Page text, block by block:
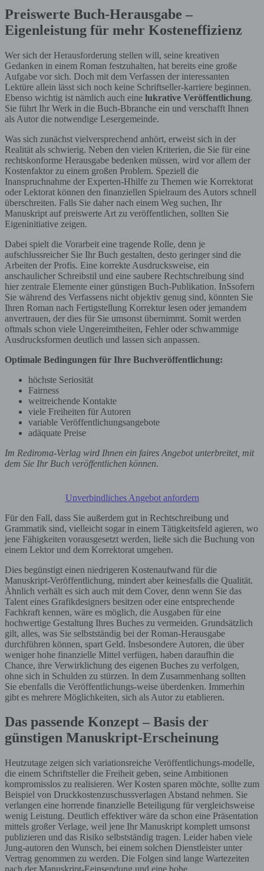
Preiswerte Buch-Herausgabe –
Eigenleistung für mehr Kosteneffizienz
Wer sich der Herausforderung stellen will, seine kreativen
Gedanken in einem Roman festzuhalten, hat bereits eine große
Aufgabe vor sich. Doch mit dem Verfassen der interessanten
Lektüre allein lässt sich noch keine Schriftseller-karriere beginnen.
Ebenso wichtig ist nämlich auch eine lukrative Veröffentlichung.
Sie führt Ihr Werk in die Buch-Bbranche ein und verschafft Ihnen
als Autor die notwendige Lesergemeinde.
Was sich zunächst vielversprechend anhört, erweist sich in der
Realität als schwierig. Neben den vielen Kriterien, die Sie für eine
rechtskonforme Herausgabe bedenken müssen, wird vor allem der
Kostenfaktor zu einem großen Problem. Speziell die
Inanspruchnahme der Experten-Hhilfe zu Themen wie Korrektorat
oder Lektorat können den finanziellen Spielraum des Autors schnell
überschreiten. Falls Sie daher nach einem Weg suchen, Ihr
Manuskript auf preiswerte Art zu veröffentlichen, sollten Sie
Eigeninitiative zeigen.
Dabei spielt die Vorarbeit eine tragende Rolle, denn je
aufschlussreicher Sie Ihr Buch gestalten, desto geringer sind die
Arbeiten der Profis. Eine korrekte Ausdrucksweise, ein
anschaulicher Schreibstil und eine saubere Rechtschreibung sind
hier zentrale Elemente einer günstigen Buch-Publikation. InSsofern
Sie während des Verfassens nicht objektiv genug sind, könnten Sie
Ihren Roman nach Fertigstellung Korrektur lesen oder jemandem
anvertrauen, der dies für Sie umsonst übernimmt. Somit werden
oftmals schon viele Ungereimtheiten, Fehler oder schwammige
Ausdrucksformen deutlich und lassen sich anpassen.
Optimale Bedingungen für Ihre Buchveröffentlichung:
höchste Seriosität
Fairness
weitreichende Kontakte
viele Freiheiten für Autoren
variable Veröffentlichungsangebote
adäquate Preise
Im Rediroma-Verlag wird Ihnen ein faires Angebot unterbreitet, mit
dem Sie Ihr Buch veröffentlichen können.
Unverbindliches Angebot anfordern
Für den Fall, dass Sie außerdem gut in Rechtschreibung und
Grammatik sind, vielleicht sogar in einem Tätigkeitsfeld agieren, wo
jene Fähigkeiten vorausgesetzt werden, ließe sich die Buchung von
einem Lektor und dem Korrektorat umgehen.
Dies begünstigt einen niedrigeren Kostenaufwand für die
Manuskript-Veröffentlichung, mindert aber keinesfalls die Qualität.
Ähnlich verhält es sich auch mit dem Cover, denn wenn Sie das
Talent eines Grafikdesigners besitzen oder eine entsprechende
Fachkraft kennen, wäre es möglich, die Ausgaben für eine
hochwertige Gestaltung Ihres Buches zu vermeiden. Grundsätzlich
gilt, alles, was Sie selbstständig bei der Roman-Herausgabe
durchführen können, spart Geld. Insbesondere Autoren, die über
weniger hohe finanzielle Mittel verfügen, haben daraufhin die
Chance, ihre Verwirklichung des eigenen Buches zu verfolgen,
ohne sich in Schulden zu stürzen. In dem Zusammenhang sollten
Sie ebenfalls die Veröffentlichungs-weise überdenken. Immerhin
gibt es mehrere Möglichkeiten, sich als Autor zu etablieren.
Das passende Konzept – Basis der
günstigen Manuskript-Erscheinung
Heutzutage zeigen sich variationsreiche Veröffentlichungs-modelle,
die einem Schriftsteller die Freiheit geben, seine Ambitionen
kompromisslos zu realisieren. Wer Kosten sparen möchte, sollte zum
Beispiel von Druckkostenzuschussverlagen Abstand nehmen. Sie
verlangen eine horrende finanzielle Beteiligung für vergleichsweise
wenig Leistung. Deutlich effektiver wäre da schon eine Präsentation
mittels großer Verlage, weil jene Ihr Manuskript komplett umsonst
publizieren und das Risiko selbstständig tragen. Leider haben viele
Jung-autoren den Wunsch, bei einem solchen Dienstleister unter
Vertrag genommen zu werden. Die Folgen sind lange Wartezeiten